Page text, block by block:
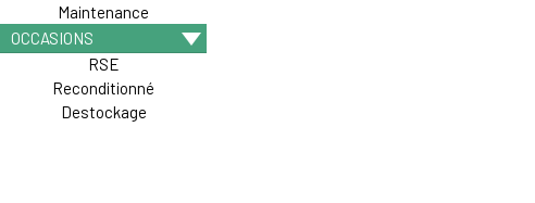
Maintenance
OCCASIONS
RSE
Reconditionné
Destockage